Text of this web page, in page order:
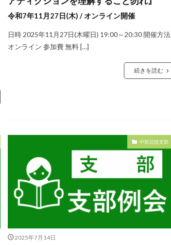
令和7年11月27日(木) / オンライン開催
日時 2025年11月27日(木曜日) 19:00～20:30 開催方法
オンライン 参加費 無料 […]
続きを読む
中部北陸支部
2025年7月14日